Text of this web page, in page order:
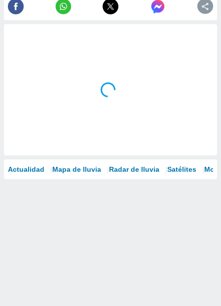
Actualidad Mapa de lluvia Radar de lluvia Satélites